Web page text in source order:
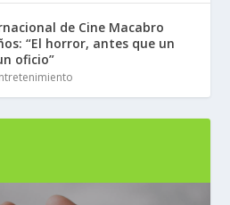
de Cine Macabro
“El horror, antes que un
oficio”